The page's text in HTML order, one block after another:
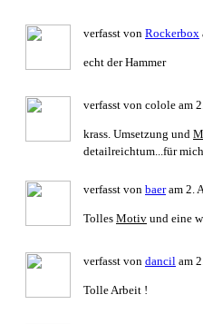
verfasst von Rockerbox
echt der Hammer
verfasst von colole am
krass. Umsetzung und
detailreichtum...für
verfasst von baeram 2.
Tolles Motiv und eine
verfasst von dancil am
Tolle Arbeit !